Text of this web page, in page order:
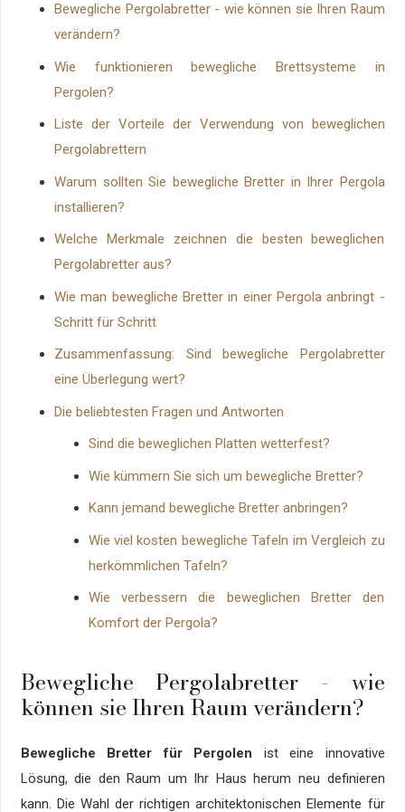
Bewegliche Pergolabretter - wie können sie Ihren Raum
verändern?
Wie funktionieren bewegliche Brettsysteme in
Pergolen?
Liste der Vorteile der Verwendung von beweglichen
Pergolabrettern
Warum sollten Sie bewegliche Bretter in Ihrer Pergola
installieren?
Welche Merkmale zeichnen die besten beweglichen
Pergolabretter aus?
Wie man bewegliche Bretter in einer Pergola anbringt -
Schritt für Schritt
Zusammenfassung: Sind bewegliche Pergolabretter
eine Überlegung wert?
Die beliebtesten Fragen und Antworten
Sind die beweglichen Platten wetterfest?
Wie kümmern Sie sich um bewegliche Bretter?
Kann jemand bewegliche Bretter anbringen?
Wie viel kosten bewegliche Tafeln im Vergleich zu
herkömmlichen Tafeln?
Wie verbessern die beweglichen Bretter den
Komfort der Pergola?
Bewegliche Pergolabretter - wie
können sie Ihren Raum verändern?
Bewegliche Bretter für Pergolen ist eine innovative
Lösung, die den Raum um Ihr Haus herum neu definieren
kann. Die Wahl der richtigen architektonischen Elemente für